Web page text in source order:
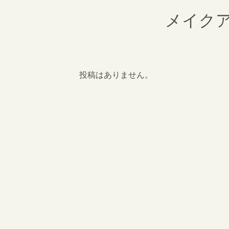
メイク
投稿はありません。